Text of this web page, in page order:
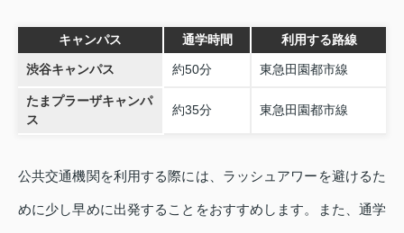
キャンパス 通学時間 利用する路線
渋谷キャンパス 約50分 東急田園都市線
たまプラーザキャンパ
ス
約35分 東急田園都市線
公共交通機関を利用する際には、ラッシュアワーを避けるた
めに少し早めに出発することをおすすめします。また、通学